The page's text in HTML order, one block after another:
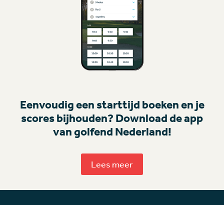
Eenvoudig een starttijd boeken en je
scores bijhouden? Download de app
van golfend Nederland!
Lees meer